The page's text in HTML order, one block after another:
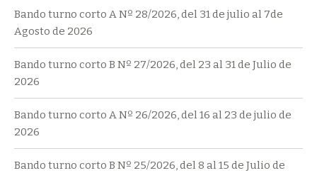
Bando turno corto A Nº 28/2026, del 31 de julio al 7de
Agosto de 2026
Bando turno corto B Nº 27/2026, del 23 al 31 de Julio de
2026
Bando turno corto A Nº 26/2026, del 16 al 23 de julio de
2026
Bando turno corto B Nº 25/2026, del 8 al 15 de Julio de